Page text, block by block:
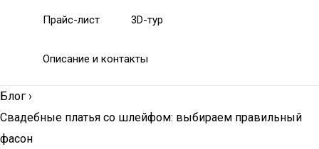
Прайс-лист 3D-тур
Описание и контакты
Блог ›
Свадебные платья со шлейфом: выбираем правильный
фасон